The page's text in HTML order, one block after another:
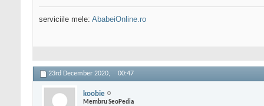
serviciile mele: AbabeiOnline.ro
23rd December 2020, 00:47
koobie
Membru SeoPedia